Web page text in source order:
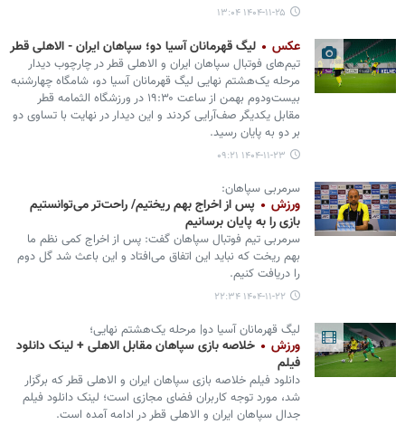
۱۴۰۴-۱۱-۲۵ ۱۳:۰۴
عکس لیگ قهرمانان آسیا دو؛ سپاهان ایران - الاهلی قطر
تیم‌های فوتبال سپاهان ایران و الاهلی قطر در چارچوب دیدار
مرحله یک‌هشتم نهایی لیگ قهرمانان آسیا دو، شامگاه چهارشنبه
بیست‌ودوم بهمن از ساعت ۱۹:۳۰ در ورزشگاه الثمامه قطر
مقابل یکدیگر صف‌آرایی کردند و این دیدار در نهایت با تساوی دو
بر دو به پایان رسید.
۱۴۰۴-۱۱-۲۳ ۰۹:۲۱
سرمربی سپاهان:
ورزش
پس از اخراج بهم ریختیم/ راحت‌تر می‌توانستیم
بازی را به پایان برسانیم
سرمربی تیم فوتبال سپاهان گفت: پس از اخراج کمی نظم ما
بهم ریخت که نباید این اتفاق می‌افتاد و این باعث شد گل دوم
را دریافت کنیم.
۱۴۰۴-۱۱-۲۲ ۲۲:۳۴
لیگ قهرمانان آسیا دو| مرحله یک‌هشتم نهایی؛
ورزش
خلاصه بازی سپاهان مقابل الاهلی + لینک دانلود
فیلم
دانلود فیلم خلاصه بازی سپاهان ایران و الاهلی قطر که برگزار
شد، مورد توجه کاربران فضای مجازی است؛ لینک دانلود فیلم
جدال سپاهان ایران و الاهلی قطر در ادامه آمده است.